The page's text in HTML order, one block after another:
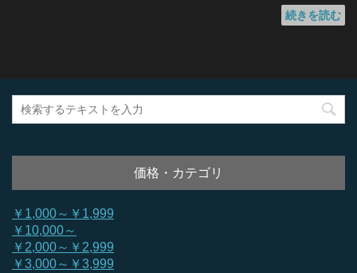
続きを読む
価格・カテゴリ
￥1,000～￥1,999
￥10,000～
￥2,000～￥2,999
￥3,000～￥3,999